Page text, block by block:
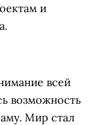
и
всей
возможность
Мир стал